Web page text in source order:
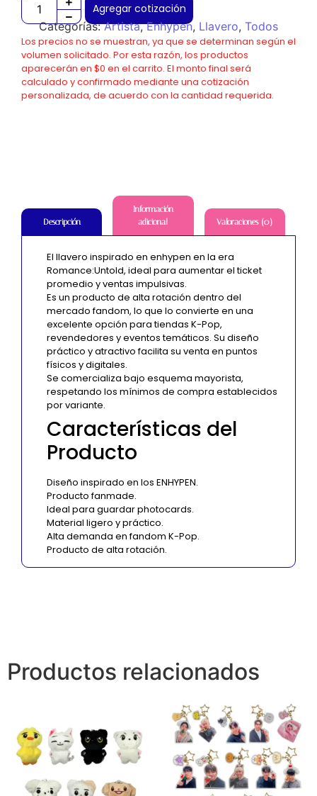
Agregar cotización
Categorías:Artista,Enhypen, Llavero, Todos
Los precios no se muestran, ya que se determinan según el
volumen solicitado. Por esta razón, los productos
aparecerán en $0 en el carrito. El monto final será
calculado y confirmado mediante una cotización
personalizada, de acuerdo con la cantidad requerida.
Descripción
Información
adicional
Valoraciones (0)
El llavero inspirado en enhypen en la era
Romance:Untold, ideal para aumentar el ticket
promedio y ventas impulsivas.
Es un producto de alta rotación dentro del
mercado fandom, lo que lo convierte en una
excelente opción para tiendas K-Pop,
revendedores y eventos temáticos. Su diseño
práctico y atractivo facilita su venta en puntos
físicos y digitales.
Se comercializa bajo esquema mayorista,
respetando los mínimos de compra establecidos
por variante.
Características del
Producto
Diseño inspirado en los ENHYPEN.
Producto fanmade.
Ideal para guardar photocards.
Material ligero y práctico.
Alta demanda en fandom K-Pop.
Producto de alta rotación.
Productos relacionados